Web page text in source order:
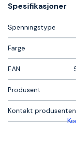
Spesifikasjoner
Spenningstype
Farge
EAN
Produsent
Kontakt produsenten